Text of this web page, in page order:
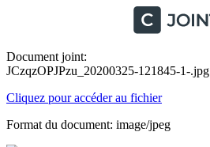
Document joint:
JCzqzOPJPzu_20200325-121845-1-.jpg
Cliquez pour accéder au fichier
Format du document: image/jpeg